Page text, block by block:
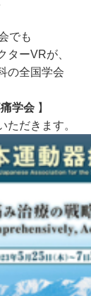
でも
ターVRが、
の全国学会
学会 】
ただきます。